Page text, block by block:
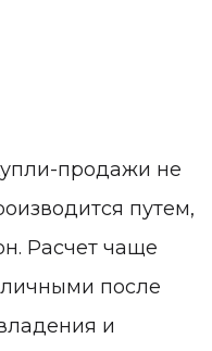
продажи не
путем,
Расчет чаще
после
и